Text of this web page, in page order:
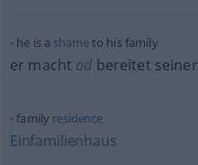
he is a shameto his family
er macht od bereitet seiner
family residence
Einfamilienhaus